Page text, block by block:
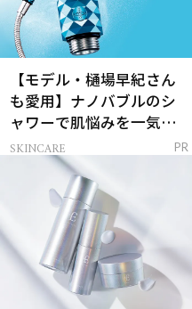
【モデル・樋場早紀さん
も愛用】ナノバブルのシ
ャワーで肌悩みを一気に
解決
SKINCARE PR